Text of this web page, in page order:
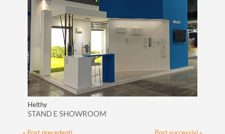
Helthy
STAND E SHOWROOM
« Post precedenti Post successivi »